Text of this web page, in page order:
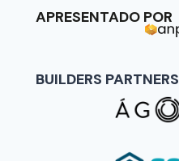
APRESENTADO POR
BUILDERS PARTNERS